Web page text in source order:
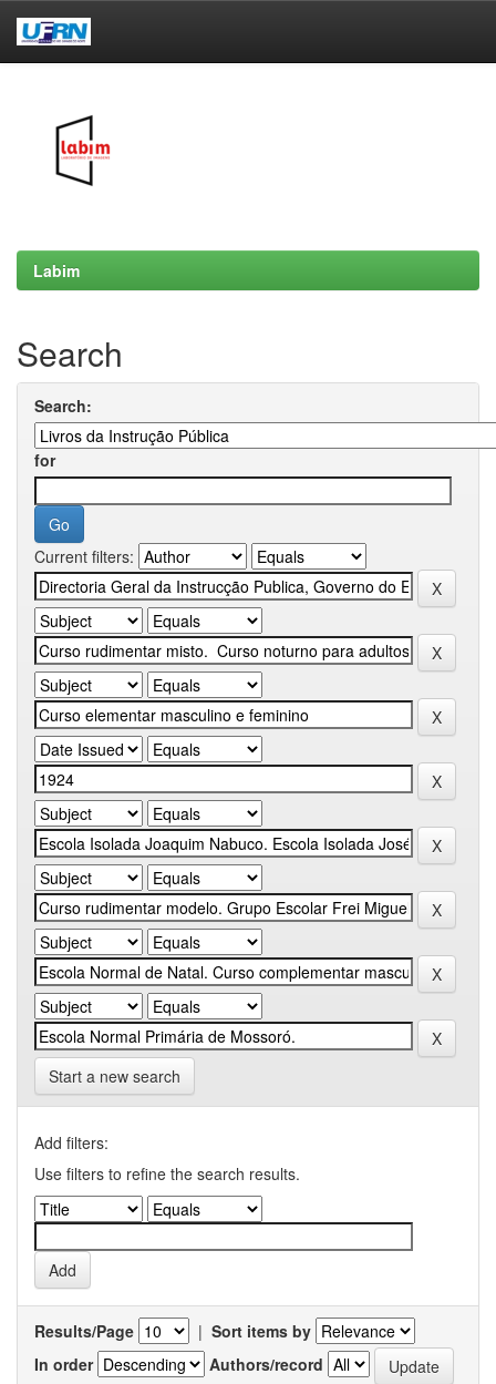
Labim
Search
Search:
for
Current filters:
Start a new search
Add filters:
Use filters to refine the search results.
Results/Page | Sort items by
In order
Authors/record